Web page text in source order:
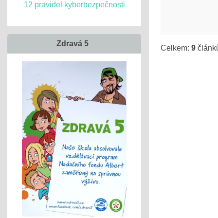
Celkem: 9
12 pravidel kyberbezpečnosti
Zdravá 5